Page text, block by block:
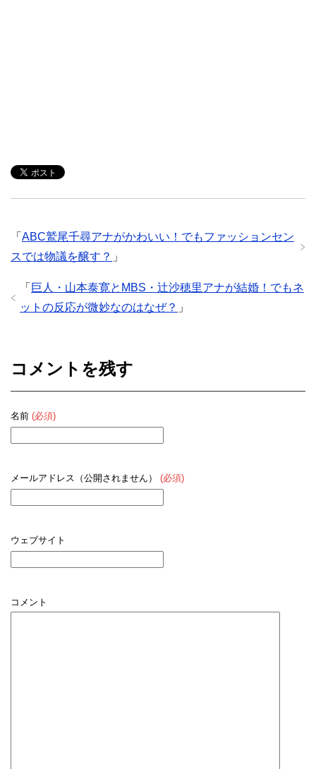
「 ABC鷲尾千尋アナがかわいい！でもファッションセン
スでは物議を醸す？ 」
「 巨人・山本泰寛とMBS・辻沙穂里アナが結婚！でもネ
ットの反応が微妙なのはなぜ？ 」
コメントを残す
名前 (必須)
メールアドレス（公開されません） (必須)
ウェブサイト
コメント